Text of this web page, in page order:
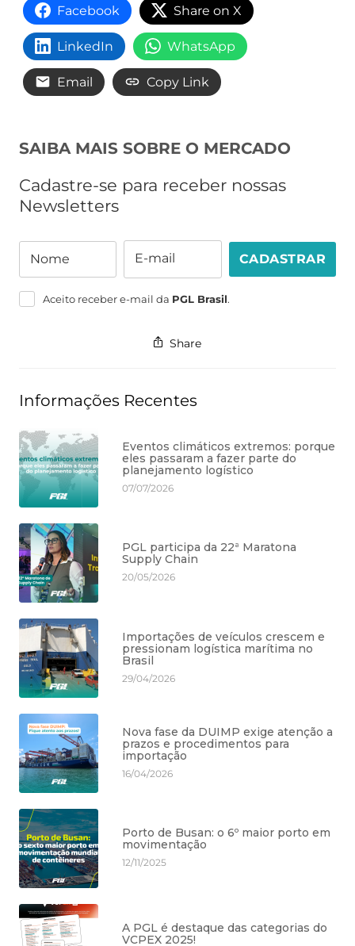
Facebook Share on X
LinkedIn WhatsApp
Email Copy Link
SAIBA MAIS SOBRE O MERCADO
Cadastre-se para receber nossas
Newsletters
Nome
Nome E-mail CADASTRAR
Aceito receber e-mail da PGL Brasil.
Share
Informações Recentes
Eventos climáticos extremos: porque
eles passaram a fazer parte do
planejamento logístico
07/07/2026
PGL participa da 22ª Maratona
Supply Chain
20/05/2026
Importações de veículos crescem e
pressionam logística marítima no
Brasil
29/04/2026
Nova fase da DUIMP exige atenção a
prazos e procedimentos para
importação
16/04/2026
Porto de Busan: o 6º maior porto em
movimentação
12/11/2025
A PGL é destaque das categorias do
VCPEX 2025!